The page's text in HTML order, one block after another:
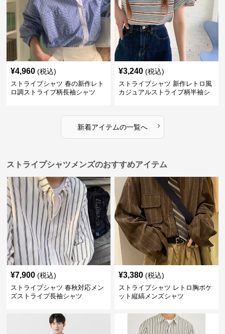
¥4,960 (税込)
ストライプシャツ 春の新作レト
ロ調ストライプ柄長袖シャツ
¥3,240 (税込)
ストライプシャツ 新作レトロ風
カジュアルストライプ柄半袖シ
新着アイテムの一覧へ ›
ストライプシャツメンズのおすすめアイテム
¥7,900 (税込)
ストライプシャツ 春秋対応メン
ズストライプ長袖シャツ
¥3,380 (税込)
ストライプシャツ レトロ胸ポケ
ット縦縞メンズシャツ